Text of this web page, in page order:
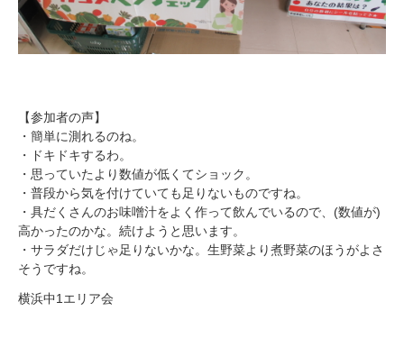
【参加者の声】
・簡単に測れるのね。
・ドキドキするわ。
・思っていたより数値が低くてショック。
・普段から気を付けていても足りないものですね。
・具だくさんのお味噌汁をよく作って飲んでいるので、(数値が)
高かったのかな。続けようと思います。
・サラダだけじゃ足りないかな。生野菜より煮野菜のほうがよさ
そうですね。
横浜中1エリア会